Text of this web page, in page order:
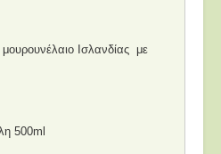
Ισλανδίας με
500ml